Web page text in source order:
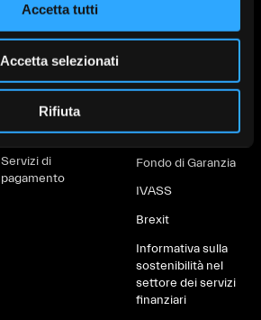
Accetta tutti
Accetta selezionati
Rifiuta
Conti correnti
Finanziamenti
Servizi digitali
Servizi di
pagamento
MiFID e Finanza
Depositi Dormienti
cliente
Fondo di Garanzia
IVASS
Brexit
Informativa sulla
sostenibilità nel
settore dei servizi
finanziari